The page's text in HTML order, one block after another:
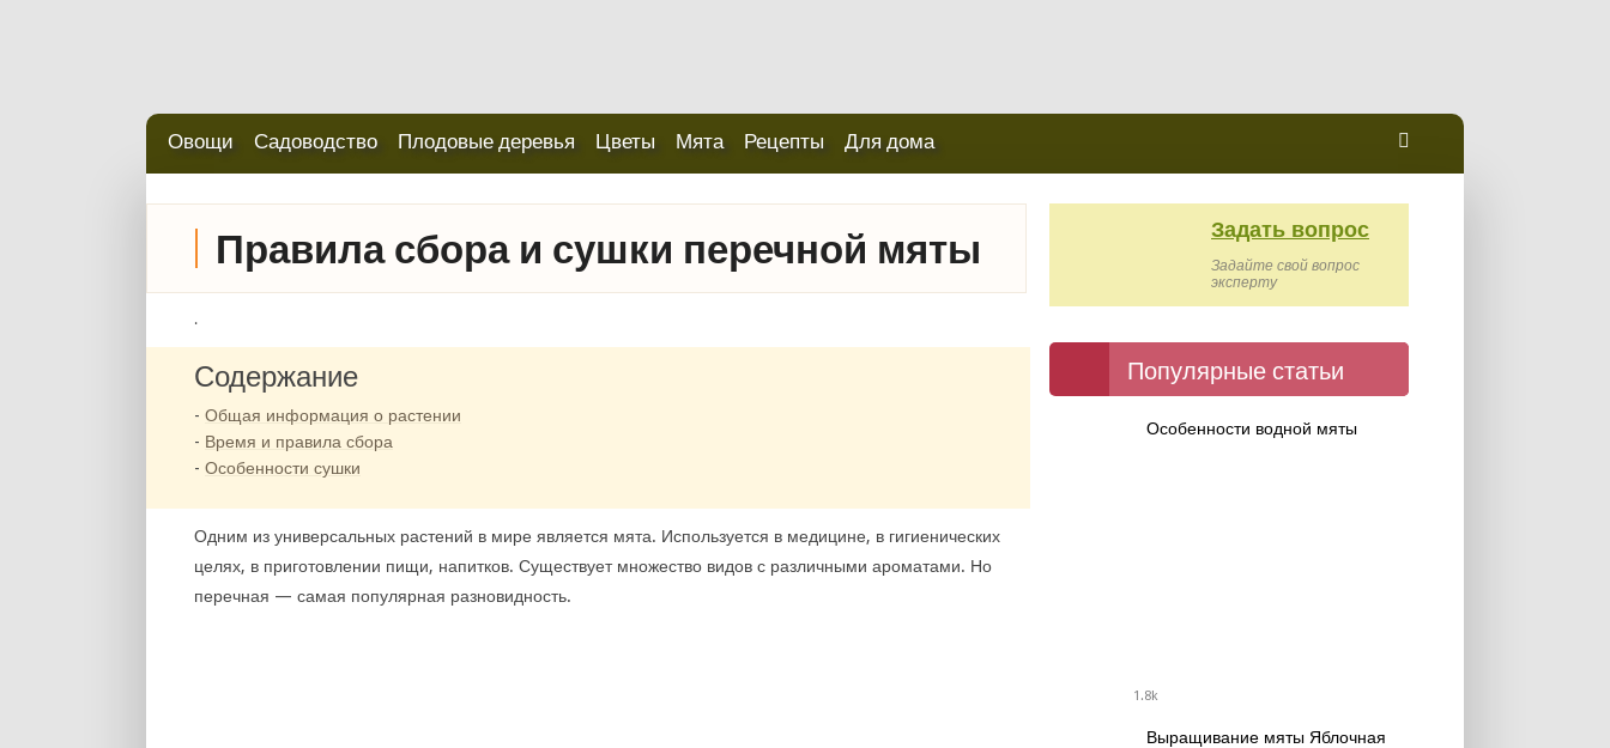
Овощи Садоводство Плодовые деревья Цветы Мята Рецепты Для дома
Правила сбора и сушки перечной мяты
.
Содержание
Общая информация о растении
Время и правила сбора
Особенности сушки
Одним из универсальных растений в мире является мята. Используется в медицине, в гигиенических
целях, в приготовлении пищи, напитков. Существует множество видов с различными ароматами. Но
перечная — самая популярная разновидность.
Задать вопрос
Задайте свой вопрос
эксперту
Популярные статьи
Особенности водной мяты
1.8k
Выращивание мяты Яблочная